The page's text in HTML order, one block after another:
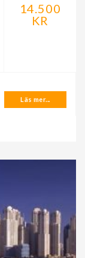
14.500
KR
Läs mer...